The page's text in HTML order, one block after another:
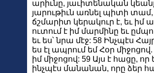
արիւնը, յաւիտենական
յարութիւն առնել պիտի
ճշմարիտ կերակուր է, եւ իմ
ուտում է իմ մարմինը եւ
եւ ես՝ նրա մէջ: 58 Ինչպէս
ես էլ ապրում եմ Հօր
իմ միջոցով: 59 Այս է հացը,
ինչպէս մանանան, որը ձեր